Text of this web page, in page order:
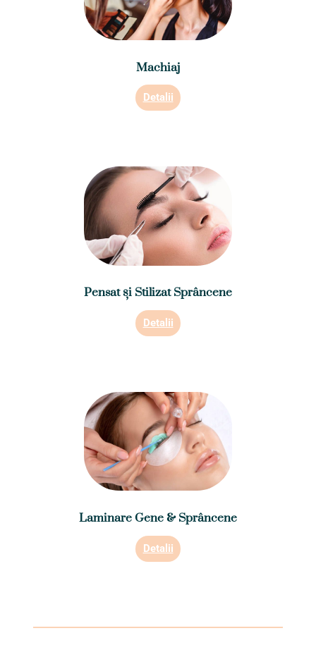
Machiaj
Detalii
Pensat și Stilizat Sprâncene
Detalii
Laminare Gene & Sprâncene
Detalii